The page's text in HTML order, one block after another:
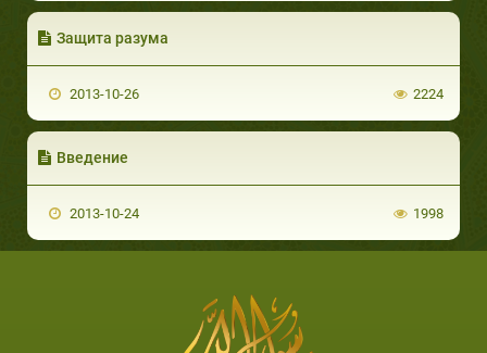
Защита разума
2013-10-26 2224
Введение
2013-10-24 1998